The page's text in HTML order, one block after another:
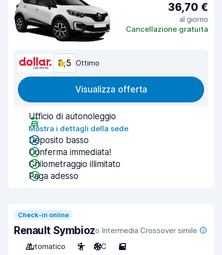
36,70 €
al giorno
Cancellazione gratuita
8,5 Ottimo
Visualizza offerta
Ufficio di autonoleggio
Mostra i dettagli della sede
Deposito basso
Conferma immediata!
Chilometraggio illimitato
Paga adesso
Check-in online
Renault Symbiozo Intermedia Crossover simile
Automatico
5 A/C 5